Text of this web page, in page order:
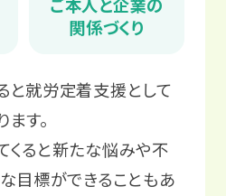
関係づくり
と就労定着支援として
す。
くると新たな悩みや不
目標ができることもあ